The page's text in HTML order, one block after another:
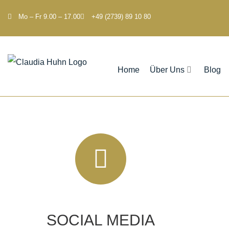
Mo – Fr 9.00 – 17.00 +49 (2739) 89 10 80
Home Über Uns Blog
SOCIAL MEDIA